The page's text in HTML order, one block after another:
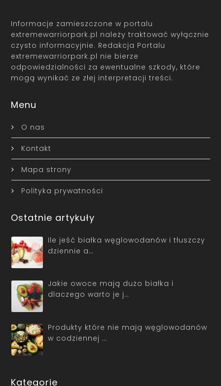
Informacje zamieszczone w portalu
extremewarriorpark.pl należy traktować wyłącznie
czysto informacyjnie. Redakcja Portalu
extremewarriorpark.pl nie bierze
odpowiedzialności za ewentualne szkody, które
mogą wynikać ze złej interpretacji treści.
Menu
O nas
Kontakt
Mapa strony
Polityka prywatności
Ostatnie artykuły
Ile jeść białka węglowodanów i tłuszczy
dziennie a…
Jakie owoce mają dużo białka i
dlaczego warto je j…
Produkty które nie mają węglowodanów
w codziennej …
Kategorie